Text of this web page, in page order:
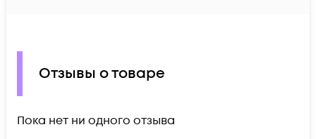
Отзывы о товаре
Пока нет ни одного отзыва